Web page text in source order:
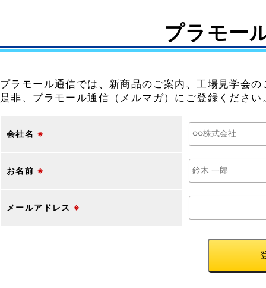
プラモー
プラモール通信では、新商品のご案内、工場見学会
是非、プラモール通信（メルマガ）にご登録ください
会社名 ※
お名前 ※
メールアドレス ※